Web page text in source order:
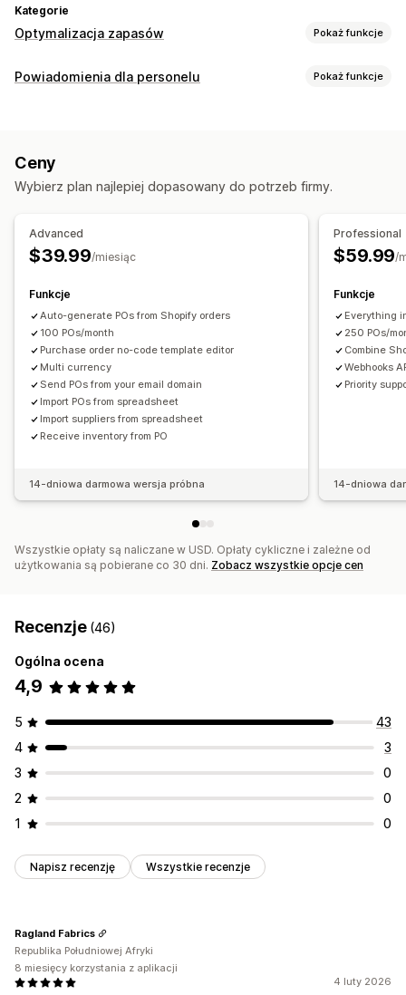
Kategorie
Optymalizacja zapasów Pokaż funkcje
Zarządzanie zapasami
Zarządzanie zamówieniami
Automatyczne przetwarzanie
Powiadomienia i analizy
Przypomnienia o uzupełnieniu zapasów
Powiadomienia o niskiej dostępności produktu
Alerty osiągnięcia progu
Niestandardowe raporty
Powiadomienia e-mail
Analizy
Powiadomienia dla personelu Pokaż funkcje
Powiadomienia dla personelu
Powiadomienia dla dostawców towaru
Dostosowanie
Szablony e-maili
Ceny
Wybierz plan najlepiej dopasowany do potrzeb firmy.
Advanced
$39.99/miesiąc
Funkcje
Auto-generate POs from Shopify orders
100 POs/month
Purchase order no-code template editor
Multi currency
Send POs from your email domain
Import POs from spreadsheet
Import suppliers from spreadsheet
Receive inventory from PO
14-dniowa darmowa wersja próbna
Professional
$59.99/
Funkcje
Everything
250 POs/
Combine
Webhooks
Priority
14-dniowa
Wszystkie opłaty są naliczane w USD. Opłaty cykliczne i zależne od
użytkowania są pobierane co 30 dni. Zobacz wszystkie opcje cen
Recenzje (46)
Ogólna ocena
4,9
5
43
4
3
3
0
2
0
1
0
Napisz recenzję Wszystkie recenzje
4 luty 2026
Ragland Fabrics
Republika Południowej Afryki
8 miesięcy korzystania z aplikacji